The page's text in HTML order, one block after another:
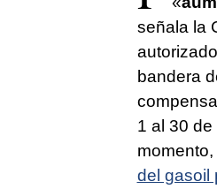
señala la
bandera
1 al 30
momento,
del gasoil